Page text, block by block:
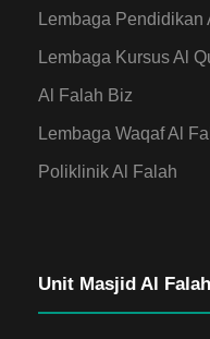
Lembaga Pendidikan
Lembaga Kursus Al
Al Falah Biz
Lembaga Waqaf Al
Poliklinik Al Falah
Unit Masjid Al Falah